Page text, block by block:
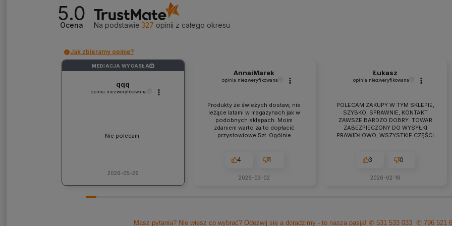
5.0
Ocena Na podstawie 327 opinii z całego okresu
Jak zbieramy opinie?
MEDIACJA WYGASŁA ?
qqq
opinia niezweryfikowana
Nie polecam.
2026-05-29
AnnaiMarek
opinia niezweryfikowana
Produkty że świeżych dostaw, nie
leżące latami w magazynach jak w
podobnych sklepach. Moim
zdaniem warto za to dopłacić
przysłowiowe 5zł. Ogólnie
jakieś problemy zawsze można
liczyć na szybką pomoc czy
Polecam z czystym sumieniem!
4 1
2026-03-02
Łukasz
opinia niezweryfikowana
POLECAM ZAKUPY W TYM SKLEPIE,
SZYBKO, SPRAWNIE, KONTAKT
ZAWSZE BARDZO DOBRY. TOWAR
ZABEZPIECZONY DO WYSYŁKI
PRAWIDŁOWO, WSZYSTKIE CZĘŚCI
BYŁY W ZESTAWIE. jEŻELI KTOŚ
WARTO TUTAJ
3 0
2026-02-16
Masz pytania? Nie wiesz co wybrać? Odezwij się a doradzimy - to nasza pasja!✆ 531 533 033 ✆ 796 521